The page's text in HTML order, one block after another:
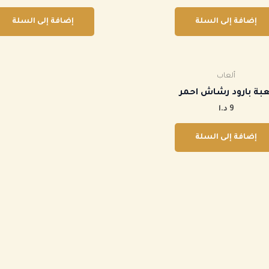
إضافة إلى السلة إضافة إلى السلة
ألعاب
بارود رشاش احمر
9 د.ا
إضافة إلى السلة